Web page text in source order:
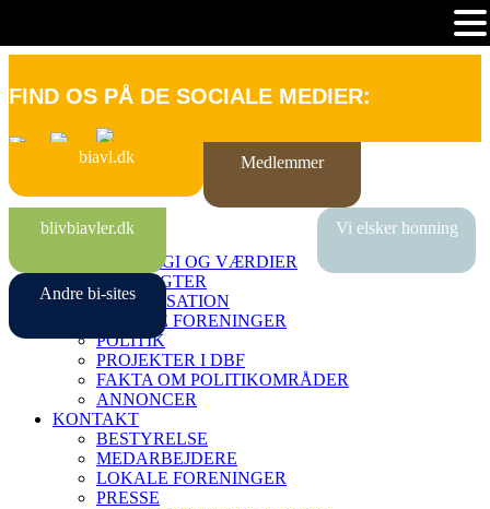
FIND OS PÅ DE SOCIALE MEDIER:
biavl.dk Medlemmer
blivbiavler.dk Vi elsker honning
Andre bi-sites
FORSIDE
STRATEGI OG VÆRDIER
VEDTÆGTER
ORGANISATION
LOKALE FORENINGER
POLITIK
PROJEKTER I DBF
FAKTA OM POLITIKOMRÅDER
ANNONCER
KONTAKT
BESTYRELSE
MEDARBEJDERE
LOKALE FORENINGER
PRESSE